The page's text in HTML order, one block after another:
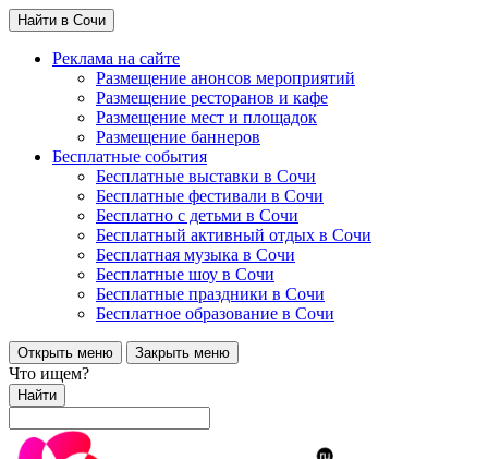
Найти в Сочи
Реклама на сайте
Размещение анонсов мероприятий
Размещение ресторанов и кафе
Размещение мест и площадок
Размещение баннеров
Бесплатные события
Бесплатные выставки в Сочи
Бесплатные фестивали в Сочи
Бесплатно с детьми в Сочи
Бесплатный активный отдых в Сочи
Бесплатная музыка в Сочи
Бесплатные шоу в Сочи
Бесплатные праздники в Сочи
Бесплатное образование в Сочи
Открыть меню Закрыть меню
Что ищем?
Найти